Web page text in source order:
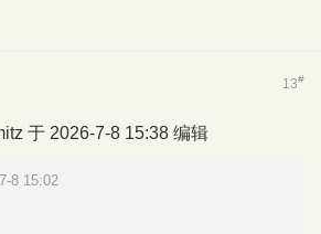
13#
于 2026-7-8 15:38 编辑
8 15:02